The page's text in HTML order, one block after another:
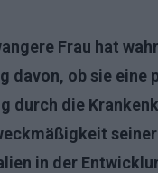
Frau hat
davon, ob sie
durch die
in der